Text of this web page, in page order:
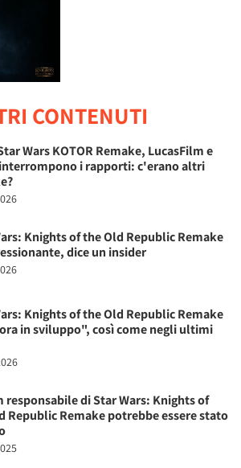
CONTENUTI
Wars KOTOR Remake, LucasFilm e
i rapporti: c'erano altri
Knights of the Old Republic Remake
dice un insider
Knights of the Old Republic Remake
in sviluppo", così come negli ultimi
responsabile di Star Wars: Knights of
Republic Remake potrebbe essere stato